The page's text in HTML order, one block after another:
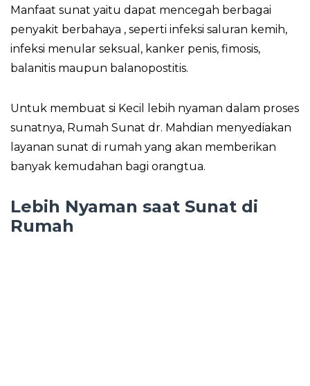
Manfaat sunat yaitu dapat mencegah berbagai
penyakit berbahaya , seperti infeksi saluran kemih,
infeksi menular seksual, kanker penis, fimosis,
balanitis maupun balanopostitis.
Untuk membuat si Kecil lebih nyaman dalam proses
sunatnya, Rumah Sunat dr. Mahdian menyediakan
layanan sunat di rumah yang akan memberikan
banyak kemudahan bagi orangtua.
Lebih Nyaman saat Sunat di
Rumah